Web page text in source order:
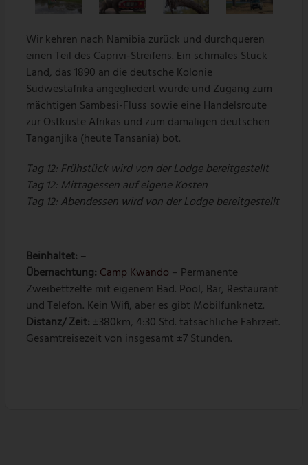
Wir kehren nach Namibia zurück und durchqueren
einen Teil des Caprivi-Streifens. Ein schmales Stück
Land, das 1890 an die deutsche Kolonie
Südwestafrika angegliedert wurde und Zugang zum
mächtigen Sambesi-Fluss sowie eine Handelsroute
zur Ostküste Afrikas und zum damaligen deutschen
Tanganjika (heute Tansania) bot.
Tag 12:Frühstück wird von der Lodge bereitgestellt
Tag 12:Mittagessen auf eigene Kosten
Tag 12: Abendessen wird von der Lodge bereitgestellt
Beinhaltet: –
Übernachtung: Camp Kwando – Permanente
Zweibettzelte mit eigenem Bad. Pool, Bar, Restaurant
und Telefon. Kein Wifi, aber es gibt Mobilfunknetz.
Distanz/ Zeit: ±380km, 4:30 Std. tatsächliche Fahrzeit.
Gesamtreisezeit von insgesamt ±7 Stunden.